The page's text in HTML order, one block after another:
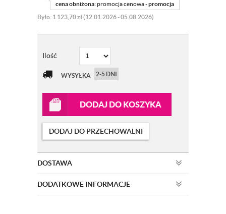
cena obniżona:promocja cenowa -promocja
Było: 1 123,70 zł (12.01.2026 - 05.08.2026)
Ilość
WYSYŁKA 2-5 DNI
DODAJ DO KOSZYKA
DODAJ DO PRZECHOWALNI
DOSTAWA
DODATKOWE INFORMACJE